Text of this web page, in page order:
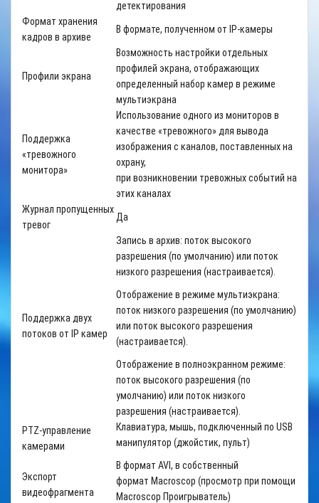
детектирования
Формат хранения
кадров в архиве
В формате, полученном от IP-камеры
Профили экрана
Возможность настройки отдельных
профилей экрана, отображающих
определенный набор камер в режиме
мультиэкрана
Поддержка
«тревожного
монитора»
Использование одного из мониторов в
качестве «тревожного» для вывода
изображения с каналов, поставленных на
охрану,
при возникновении тревожных событий на
этих каналах
Журнал пропущенных
тревог
Да
Поддержка двух
потоков от IP камер
Запись в архив: поток высокого
разрешения (по умолчанию) или поток
низкого разрешения (настраивается).
Отображение в режиме мультиэкрана:
поток низкого разрешения (по умолчанию)
или поток высокого разрешения
(настраивается).
Отображение в полноэкранном режиме:
поток высокого разрешения (по
умолчанию) или поток низкого
разрешения (настраивается).
PTZ-управление
камерами
Клавиатура, мышь, подключенный по USB
манипулятор (джойстик, пульт)
Экспорт
видеофрагмента
В формат AVI, в собственный
формат Macroscop (просмотр при помощи
Macroscop Проигрыватель)